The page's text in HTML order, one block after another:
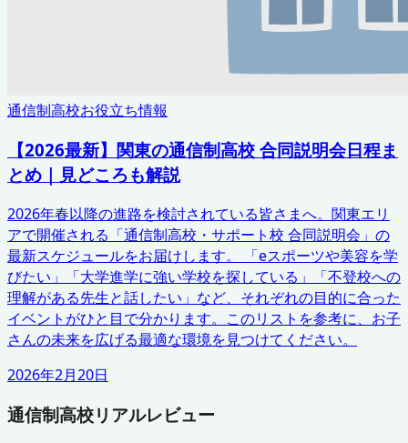
通信制高校お役立ち情報
【2026最新】関東の通信制高校 合同説明会日程ま
とめ｜見どころも解説
2026年春以降の進路を検討されている皆さまへ。関東エリ
アで開催される「通信制高校・サポート校 合同説明会」の
最新スケジュールをお届けします。 「eスポーツや美容を学
びたい」「大学進学に強い学校を探している」「不登校への
理解がある先生と話したい」など、それぞれの目的に合った
イベントがひと目で分かります。このリストを参考に、お子
さんの未来を広げる最適な環境を見つけてください。
2026年2月20日
通信制高校リアルレビュー